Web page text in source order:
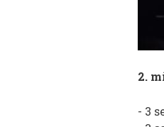
2.
- 3